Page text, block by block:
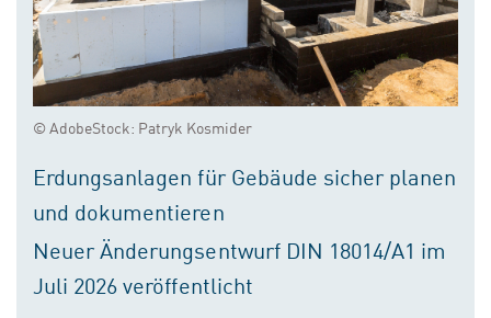
© AdobeStock: Patryk Kosmider
Erdungsanlagen für Gebäude sicher planen
und dokumentieren
Neuer Änderungsentwurf DIN 18014/A1 im
Juli 2026 veröffentlicht